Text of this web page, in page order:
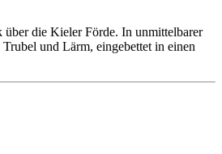
die Kieler Förde. In unmittelbarer
und Lärm, eingebettet in einen